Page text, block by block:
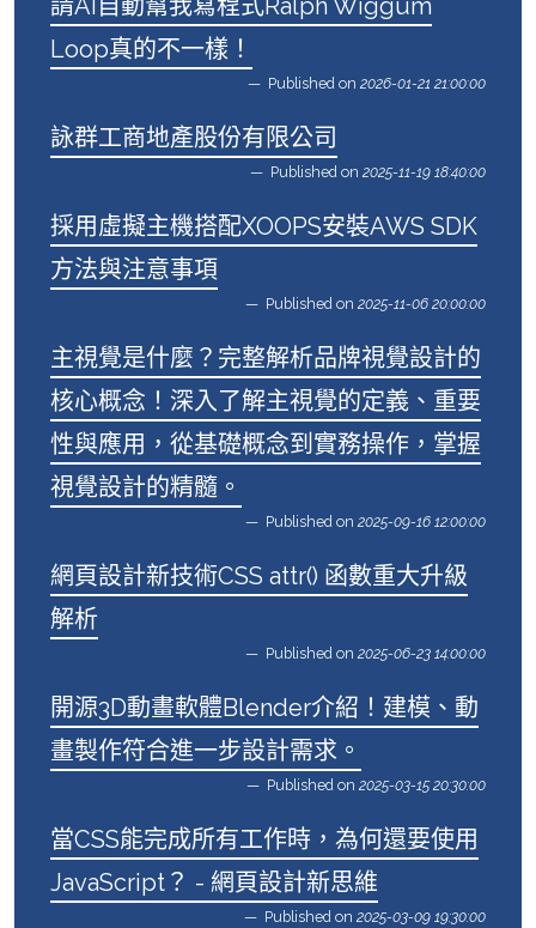
請AI自動幫我寫程式Ralph Wiggum
Loop真的不一樣！
Published on 2026-01-21 21:00:00
詠群工商地產股份有限公司
Published on 2025-11-19 18:40:00
採用虛擬主機搭配XOOPS安裝AWS SDK
方法與注意事項
Published on 2025-11-06 20:00:00
主視覺是什麼？完整解析品牌視覺設計的
核心概念！深入了解主視覺的定義、重要
性與應用，從基礎概念到實務操作，掌握
視覺設計的精髓。
Published on 2025-09-16 12:00:00
網頁設計新技術CSS attr() 函數重大升級
解析
Published on 2025-06-23 14:00:00
開源3D動畫軟體Blender介紹！建模、動
畫製作符合進一步設計需求。
Published on 2025-03-15 20:30:00
當CSS能完成所有工作時，為何還要使用
JavaScript？ - 網頁設計新思維
Published on 2025-03-09 19:30:00